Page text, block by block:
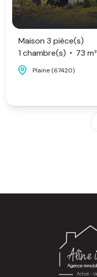
Maison 3 pièce(s)
1 chambre(s)
73 m²
Plaine (67420)